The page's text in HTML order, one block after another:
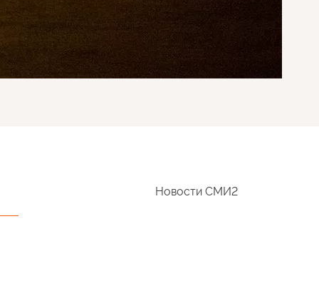
Новости СМИ2